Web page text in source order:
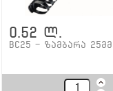
0.52 ლ.
BC25 - ზამბარა 25მმ